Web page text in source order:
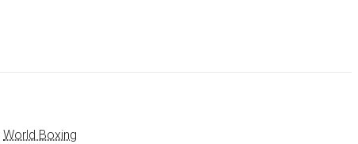
World Boxing